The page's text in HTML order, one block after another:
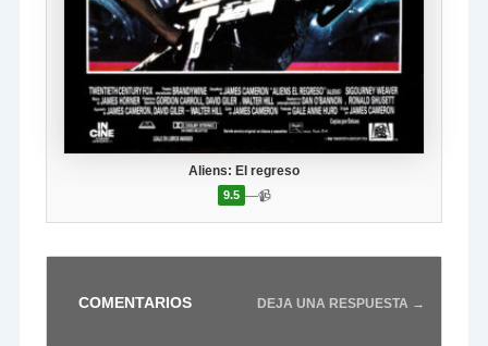
Aliens: El regreso
9.5 —📹
COMENTARIOS DEJA UNA RESPUESTA →